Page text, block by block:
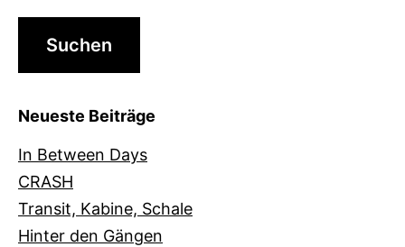
Neueste Beiträge
In Between Days
CRASH
Transit, Kabine, Schale
Hinter den Gängen